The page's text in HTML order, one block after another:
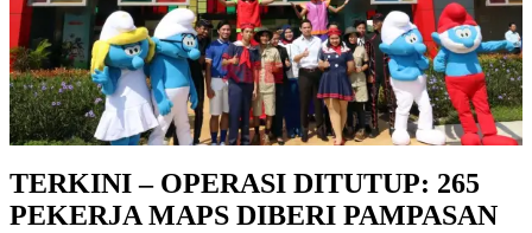
TERKINI – OPERASI DITUTUP: 265
PEKERJA MAPS DIBERI PAMPASAN